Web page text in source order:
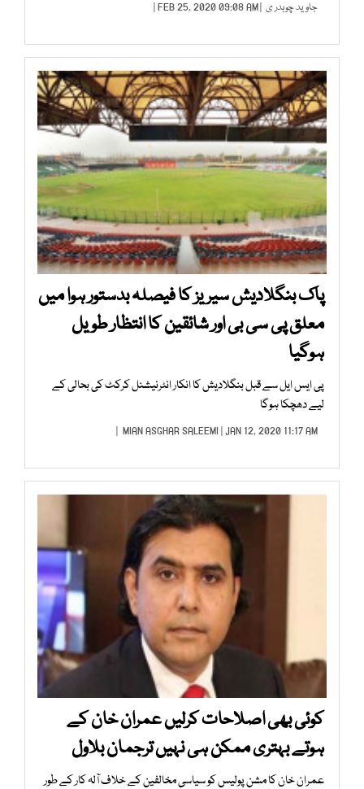
جاوید چوہدر ی | FEB 25, 2020 09:08 AM |
پاک بنگلادیش سیریز کا فیصلہ بدستور ہوا میں
معلق پی سی بی اور شائقین کا انتظار طویل
ہوگیا
پی ایس ایل سے قبل بنگلادیش کا انکار انٹرنیشنل کرکٹ کی بحالی کے
لیے دھچکا ہوگا
MIAN ASGHAR SALEEMI | JAN 12, 2020 11:17 AM |
کوئی بھی اصلاحات کرلیں عمران خان کے
ہوتے بہتری ممکن ہی نہیں ترجمان بلاول
عمران خان کا مشن پولیس کو سیاسی مخالفین کے خلاف آلہ کار کے طور